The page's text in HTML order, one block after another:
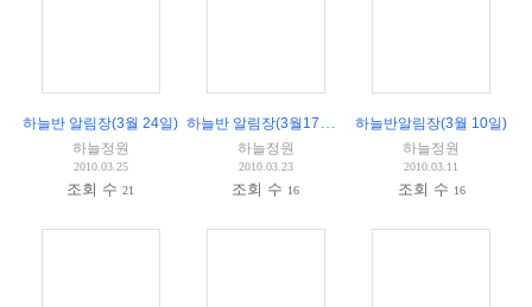
하늘반 알림장(3월 24일)
하늘정원
2010.03.25
조회 수21
2)
하늘정원
2010.03.23
조회 수 16
하늘반알림장(3월 10일)
하늘정원
2010.03.11
조회 수 16